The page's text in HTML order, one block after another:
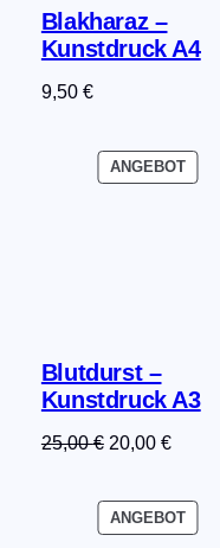
Blakharaz –
Kunstdruck A4
9,50 €
ANGEBOT
IM
Blutdurst –
Kunstdruck A3
25,00€
war:
25,00 €
20,00 €
ist:
20,00
ANGEBOT
IM